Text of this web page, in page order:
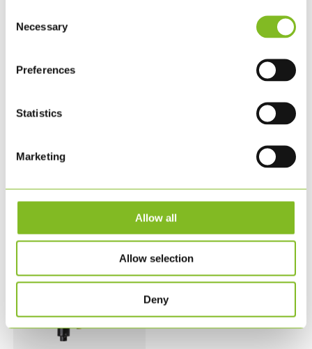
Selection
Necessary
Preferences
Statistics
Marketing
Allow all
Allow selection
Deny
Bollen har designats av danska EIR och
överskottet går till
Global Goals World
produktionsstandarder och skyddet för
RELATERADE PRODUKTER